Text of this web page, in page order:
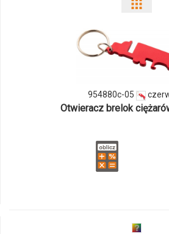
954880c-05
Otwieracz brelok